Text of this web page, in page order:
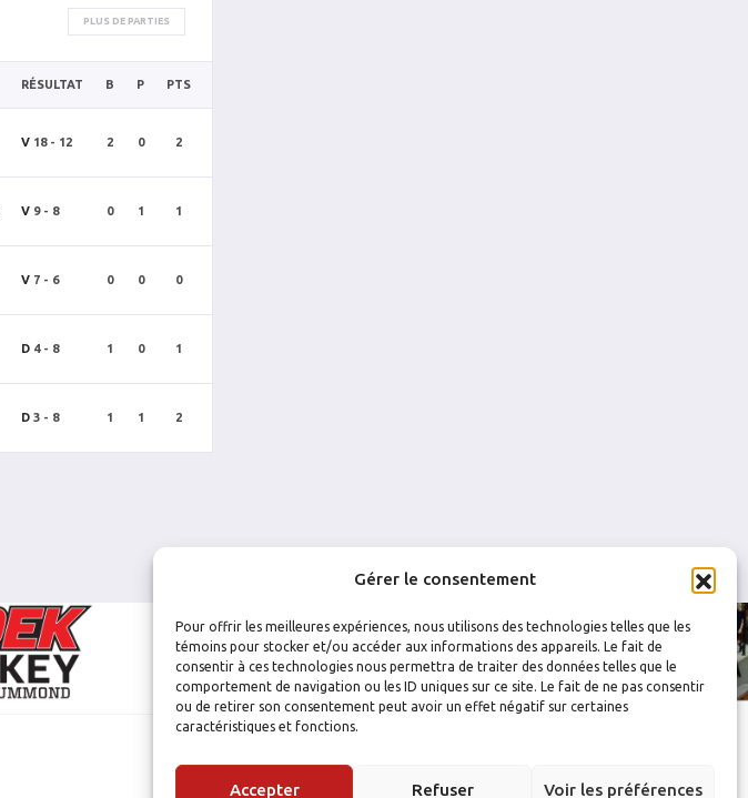
Gérer le consentement
Pour offrir les meilleures expériences, nous utilisons des technologies telles que les
témoins pour stocker et/ou accéder aux informations des appareils. Le fait de
consentir à ces technologies nous permettra de traiter des données telles que le
comportement de navigation ou les ID uniques sur ce site. Le fait de ne pas consentir
ou de retirer son consentement peut avoir un effet négatif sur certaines
caractéristiques et fonctions.
Accepter Refuser Voir les préférences
PLUS DE PARTIES
RÉSULTAT B P PTS
V 18 - 12 2 0 2
V 9 - 8 0 1 1
V 7 - 6 0 0 0
D 4 - 8 1 0 1
D 3 - 8 1 1 2